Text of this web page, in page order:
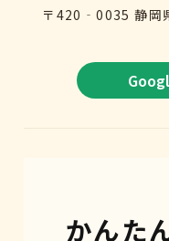
〒420‐0035 静岡
かんた